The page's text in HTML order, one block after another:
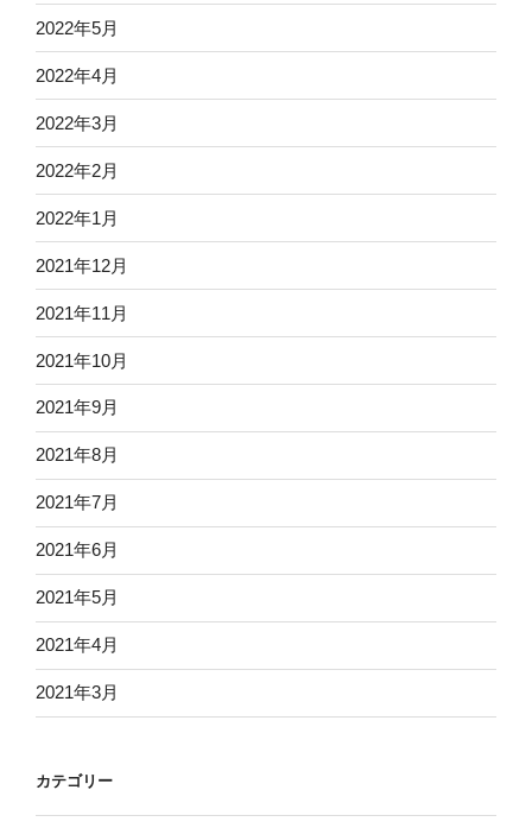
2022年5月
2022年4月
2022年3月
2022年2月
2022年1月
2021年12月
2021年11月
2021年10月
2021年9月
2021年8月
2021年7月
2021年6月
2021年5月
2021年4月
2021年3月
カテゴリー